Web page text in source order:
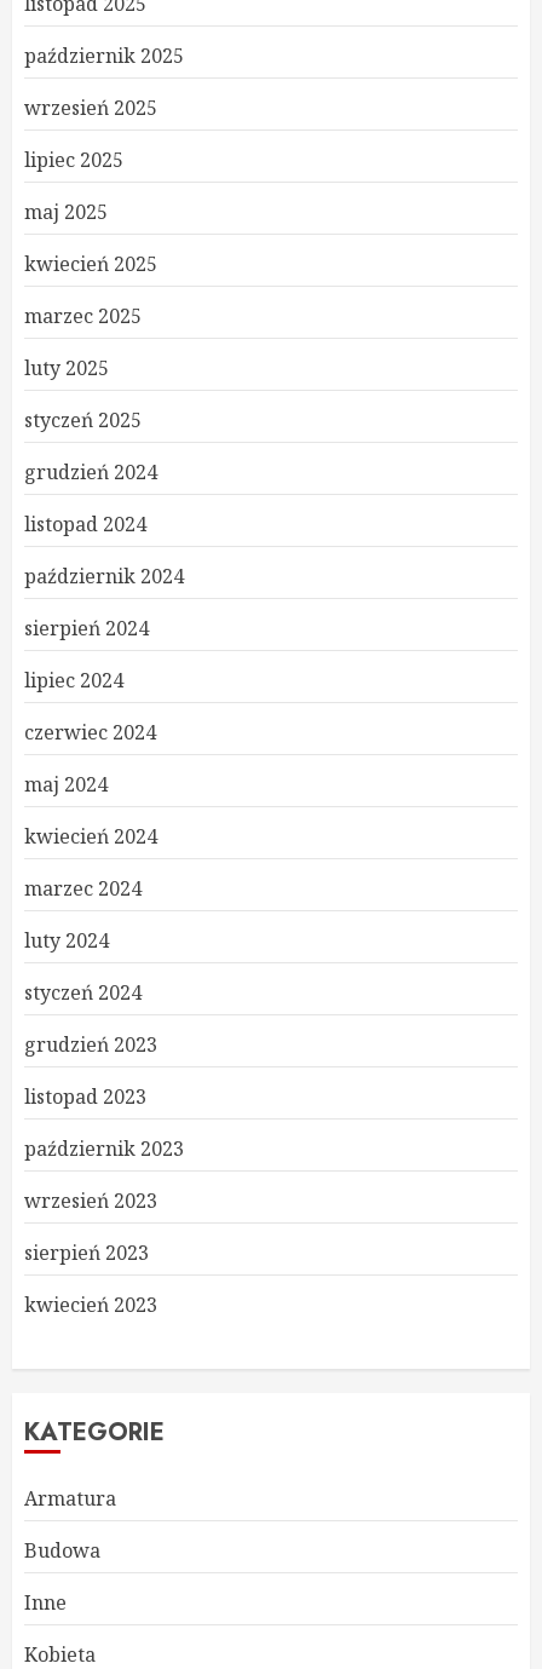
październik 2025
wrzesień 2025
lipiec 2025
maj 2025
kwiecień 2025
marzec 2025
luty 2025
styczeń 2025
grudzień 2024
listopad 2024
październik 2024
sierpień 2024
lipiec 2024
czerwiec 2024
maj 2024
kwiecień 2024
marzec 2024
luty 2024
styczeń 2024
grudzień 2023
listopad 2023
październik 2023
wrzesień 2023
sierpień 2023
kwiecień 2023
KATEGORIE
Armatura
Budowa
Inne
Kobieta